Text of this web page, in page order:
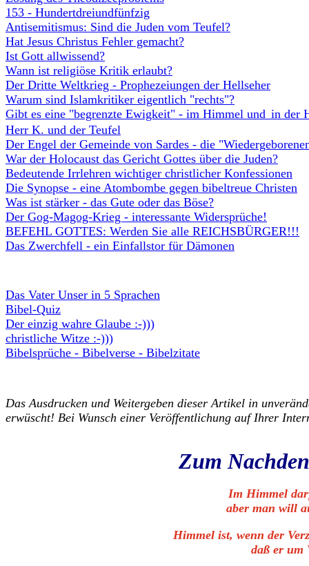
153 - Hundertdreiundfünfzig
Antisemitismus: Sind die Juden vom Teufel?
Hat Jesus Christus Fehler gemacht?
Ist Gott allwissend?
Wann ist religiöse Kritik erlaubt?
Der Dritte Weltkrieg - Prophezeiungen der Hellseher
Warum sind Islamkritiker eigentlich "rechts"?
Gibt es eine "begrenzte Ewigkeit" - im Himmel und in der
Herr K. und der Teufel
Der Engel der Gemeinde von Sardes - die
War der Holocaust das Gericht Gottes über die Juden?
Bedeutende Irrlehren wichtiger christlicher Konfessionen
Die Synopse - eine Atombombe gegen bibeltreue Christen
Was ist stärker - das Gute oder das Böse?
Der Gog-Magog-Krieg - interessante Widersprüche!
BEFEHL GOTTES: Werden Sie alle REICHSBÜRGER!!!
Das Zwerchfell - ein Einfallstor für Dämonen
Das Vater Unser in 5 Sprachen
Bibel-Quiz
Der einzig wahre Glaube :-)))
christliche Witze :-)))
Bibelsprüche - Bibelverse - Bibelzitate
Das Ausdrucken und Weitergeben dieser Artikel in
erwüscht! Bei Wunsch einer Veröffentlichung auf Ihrer
Zum
Im Himmel
aber man will
Himmel ist, wenn der
daß er um